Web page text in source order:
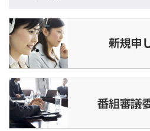
10:30
★おまつりニッポン▽新潟
つり/広島・壬生の花田植
11:00
素でどうでしょう
11:30
伊那北×伊那弥生ケ丘 新校
出ムービー
12:00
まるごと信州情報ネット
12:30
Ｎダイジェスト